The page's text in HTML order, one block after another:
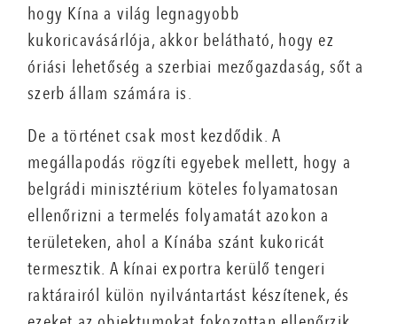
hogy Kína a világ legnagyobb
kukoricavásárlója, akkor belátható, hogy ez
óriási lehetőség a szerbiai mezőgazdaság, sőt a
szerb állam számára is.
De a történet csak most kezdődik. A
megállapodás rögzíti egyebek mellett, hogy a
belgrádi minisztérium köteles folyamatosan
ellenőrizni a termelés folyamatát azokon a
területeken, ahol a Kínába szánt kukoricát
termesztik. A kínai exportra kerülő tengeri
raktárairól külön nyilvántartást készítenek, és